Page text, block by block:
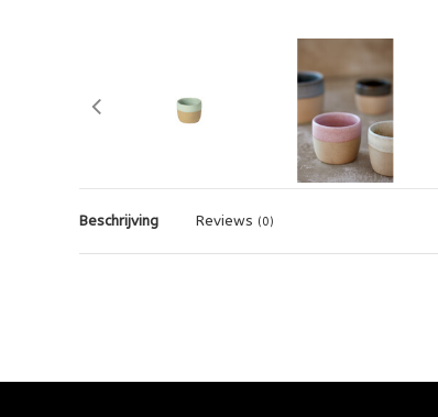
Beschrijving Reviews (0)